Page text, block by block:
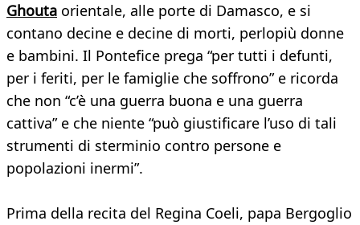
Ghouta orientale, alle porte di Damasco, e si
contano decine e decine di morti, perlopiù donne
e bambini. Il Pontefice prega “per tutti i defunti,
per i feriti, per le famiglie che soffrono” e ricorda
che non “c’è una guerra buona e una guerra
cattiva” e che niente “può giustificare l’uso di tali
strumenti di sterminio contro persone e
popolazioni inermi”.
Prima della recita del Regina Coeli, papa Bergoglio